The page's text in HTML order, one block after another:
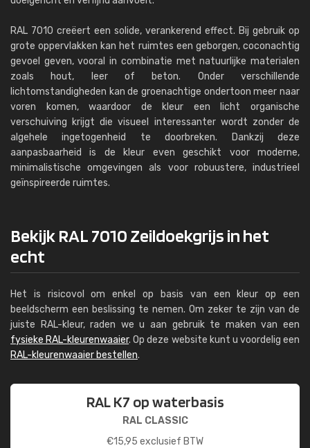
RAL 7010 creëert een solide, verankerend effect. Bij gebruik op
grote oppervlakken kan het ruimtes een geborgen, coconachtig
gevoel geven, vooral in combinatie met natuurlijke materialen
zoals hout, leer of beton. Onder verschillende
lichtomstandigheden kan de groenachtige ondertoon meer naar
voren komen, waardoor de kleur een licht organische
verschuiving krijgt die visueel interessanter wordt zonder de
algehele ingetogenheid te doorbreken. Dankzij deze
aanpasbaarheid is de kleur even geschikt voor moderne,
minimalistische omgevingen als voor robuustere, industrieel
geïnspireerde ruimtes.
Bekijk RAL 7010 Zeildoekgrijs in het
echt
Het is risicovol om enkel op basis van een kleur op een
beeldscherm een beslissing te nemen. Om zeker te zijn van de
juiste RAL-kleur, raden we u aan gebruik te maken van een
fysieke RAL-kleurenwaaier. Op deze website kunt u voordelig een
RAL-kleurenwaaier bestellen.
RAL K7 op waterbasis
RAL CLASSIC
€15,95 exclusief BTW